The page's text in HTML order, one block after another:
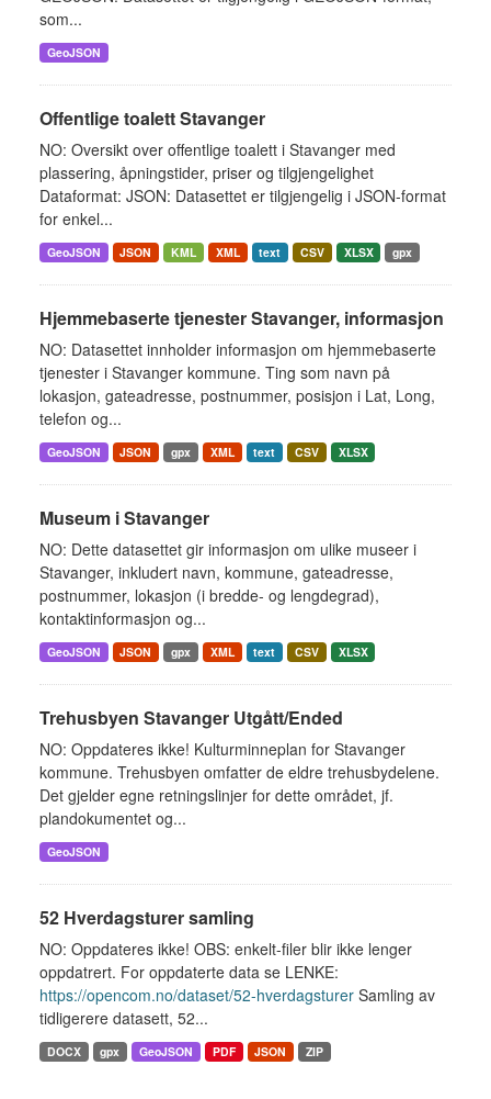
som...
GeoJSON
Offentlige toalett Stavanger
NO: Oversikt over offentlige toalett i Stavanger med
plassering, åpningstider, priser og tilgjengelighet
Dataformat: JSON: Datasettet er tilgjengelig i JSON-format
for enkel...
GeoJSON JSON KML XML text CSV XLSX gpx
Hjemmebaserte tjenester Stavanger, informasjon
NO: Datasettet innholder informasjon om hjemmebaserte
tjenester i Stavanger kommune. Ting som navn på
lokasjon, gateadresse, postnummer, posisjon i Lat, Long,
telefon og...
GeoJSON JSON gpx XML text CSV XLSX
Museum i Stavanger
NO: Dette datasettet gir informasjon om ulike museer i
Stavanger, inkludert navn, kommune, gateadresse,
postnummer, lokasjon (i bredde- og lengdegrad),
kontaktinformasjon og...
GeoJSON JSON gpx XML text CSV XLSX
Trehusbyen Stavanger Utgått/Ended
NO: Oppdateres ikke! Kulturminneplan for Stavanger
kommune. Trehusbyen omfatter de eldre trehusbydelene.
Det gjelder egne retningslinjer for dette området, jf.
plandokumentet og...
GeoJSON
52 Hverdagsturer samling
NO: Oppdateres ikke! OBS: enkelt-filer blir ikke lenger
oppdatrert. For oppdaterte data se LENKE:
https://opencom.no/dataset/52-hverdagsturer Samling av
tidligerere datasett, 52...
DOCX gpx GeoJSON PDF JSON ZIP